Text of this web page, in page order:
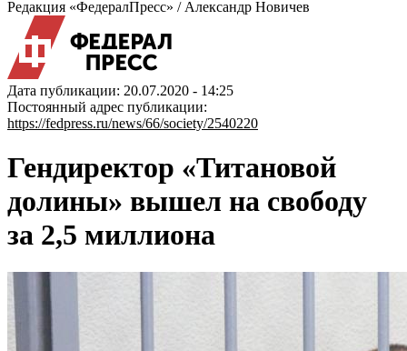
Редакция «ФедералПресс» / Александр Новичев
Дата публикации: 20.07.2020 - 14:25
Постоянный адрес публикации:
https://fedpress.ru/news/66/society/2540220
Гендиректор «Титановой
долины» вышел на свободу
за 2,5 миллиона